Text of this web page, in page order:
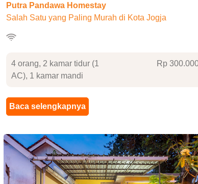
Putra Pandawa Homestay
Salah Satu yang Paling Murah di Kota Jogja
4 orang, 2 kamar tidur (1
AC), 1 kamar mandi
Rp 300
Baca selengkapnya